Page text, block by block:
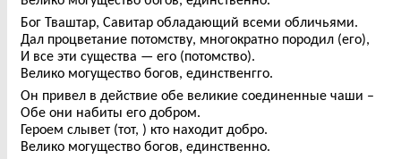
Бог Тваштар, Савитар обладающий всеми обличьями.
Дал процветание потомству, многократно породил (его),
И все эти существа — его (потомство).
Велико могущество богов, единственгго.
Он привел в действие обе великие соединенные чаши –
Обе они набиты его добром.
Героем слывет (тот, ) кто находит добро.
Велико могущество богов, единственно.